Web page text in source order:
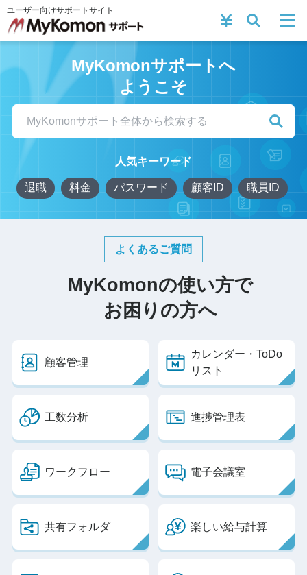
ユーザー向けサポートサイト
MyKomonサポートへ
ようこそ
人気キーワード
退職 料金 パスワード 顧客ID 職員ID
よくあるご質問
MyKomonの使い方で
お困りの方へ
顧客管理
カレンダー・ ToDo
リスト
工数分析 進捗管理表
ワークフロー 電子会議室
共有フォルダ 楽しい給与計算